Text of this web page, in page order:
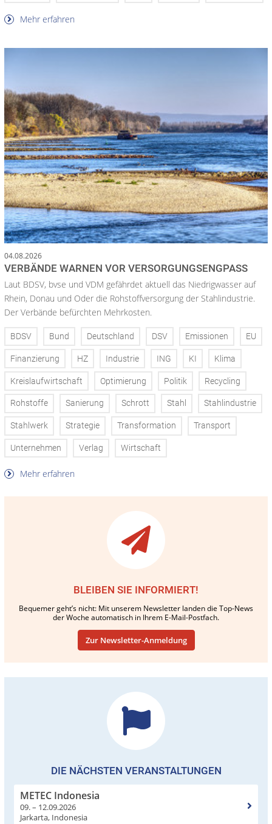
Mehr erfahren
04.08.2026
VERBÄNDE WARNEN VOR VERSORGUNGSENGPASS
Laut BDSV, bvse und VDM gefährdet aktuell das Niedrigwasser auf
Rhein, Donau und Oder die Rohstoffversorgung der Stahlindustrie.
Der Verbände befürchten Mehrkosten.
BDSV Bund Deutschland DSV Emissionen EU
Finanzierung HZ Industrie ING KI Klima
Kreislaufwirtschaft Optimierung Politik Recycling
Rohstoffe Sanierung Schrott Stahl Stahlindustrie
Stahlwerk Strategie Transformation Transport
Unternehmen Verlag Wirtschaft
Mehr erfahren
BLEIBEN SIE INFORMIERT!
Bequemer geht’s nicht: Mit unserem Newsletter landen die Top-News
der Woche automatisch in Ihrem E-Mail-Postfach.
Zur Newsletter-Anmeldung
DIE NÄCHSTEN VERANSTALTUNGEN
METEC Indonesia
09. – 12.09.2026
Jarkarta, Indonesia